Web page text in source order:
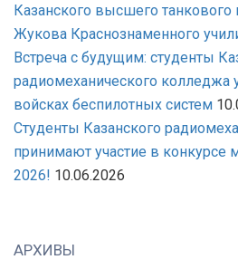
Казанского высшего
Жукова Краснознаменного
Встреча с будущим: студенты
радиомеханического колледжа
войсках беспилотных систем
Студенты Казанского
принимают участие в
2026! 10.06.2026
АРХИВЫ